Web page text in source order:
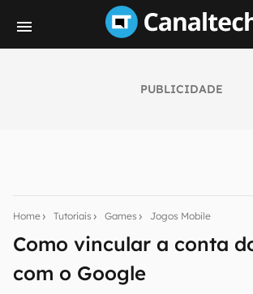
PUBLICIDADE
Home Tutoriais Games Jogos Mobile
Como vincular a conta
com o Google
notícias e reviews sobre tecnologia